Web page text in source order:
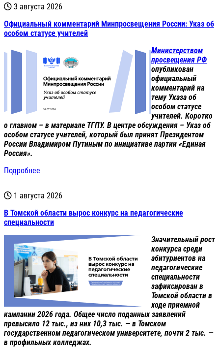
3 августа 2026
Официальный комментарий Минпросвещения России: Указ об
особом статусе учителей
Министерством
просвещения РФ
опубликован
официальный
комментарий на
тему Указа об
особом статусе
учителей. Коротко
о главном – в материале ТГПУ. В центре обсуждения – Указ об
особом статусе учителей, который был принят Президентом
России Владимиром Путиным по инициативе партии «Единая
Россия».
Подробнее
1 августа 2026
В Томской области вырос конкурс на педагогические
специальности
Значительный рост
конкурса среди
абитуриентов на
педагогические
специальности
зафиксирован в
Томской области в
ходе приемной
кампании 2026 года. Общее число поданных заявлений
превысило 12 тыс., из них 10,3 тыс. — в Томском
государственном педагогическом университете, почти 2 тыс. —
в профильных колледжах.